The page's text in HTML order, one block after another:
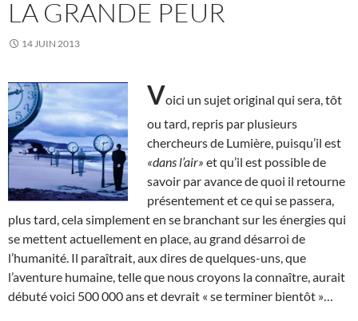
LA GRANDE PEUR
14 JUIN 2013
Voici un sujet original qui sera, tôt
ou tard, repris par plusieurs
chercheurs de Lumière, puisqu’il est
«dans l’air» et qu’il est possible de
savoir par avance de quoi il retourne
présentement et ce qui se passera,
plus tard, cela simplement en se branchant sur les énergies qui
se mettent actuellement en place, au grand désarroi de
l’humanité. Il paraîtrait, aux dires de quelques-uns, que
l’aventure humaine, telle que nous croyons la connaître, aurait
débuté voici 500 000 ans et devrait « se terminer bientôt »…